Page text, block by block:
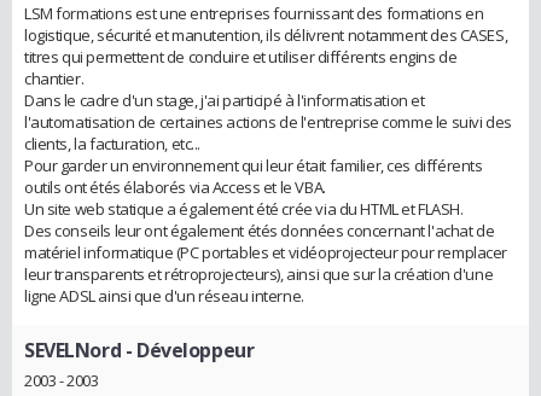
LSM formations est une entreprises fournissant des formations en
logistique, sécurité et manutention, ils délivrent notamment des CASES,
titres qui permettent de conduire et utiliser différents engins de
chantier.
Dans le cadre d'un stage, j'ai participé à l'informatisation et
l'automatisation de certaines actions de l'entreprise comme le suivi des
clients, la facturation, etc...
Pour garder un environnement qui leur était familier, ces différents
outils ont étés élaborés via Access et le VBA.
Un site web statique a également été crée via du HTML et FLASH.
Des conseils leur ont également étés données concernant l'achat de
matériel informatique (PC portables et vidéoprojecteur pour remplacer
leur transparents et rétroprojecteurs), ainsi que sur la création d'une
ligne ADSL ainsi que d'un réseau interne.
SEVELNord - Développeur
2003 - 2003